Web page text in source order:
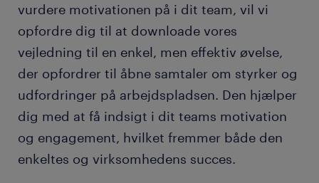
vurdere motivationen på i dit team, vil vi
opfordre dig til at downloade vores
vejledning til en enkel, men effektiv øvelse,
der opfordrer til åbne samtaler om styrker og
udfordringer på arbejdspladsen. Den hjælper
dig med at få indsigt i dit teams motivation
og engagement, hvilket fremmer både den
enkeltes og virksomhedens succes.